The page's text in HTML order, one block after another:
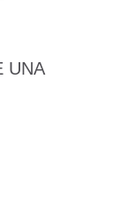
UNA